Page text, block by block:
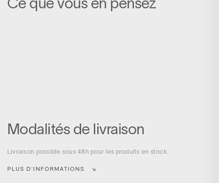
Modalités de livraison
Livraison possible sous 48h pour les produits en stock.
PLUS D’INFORMATIONS